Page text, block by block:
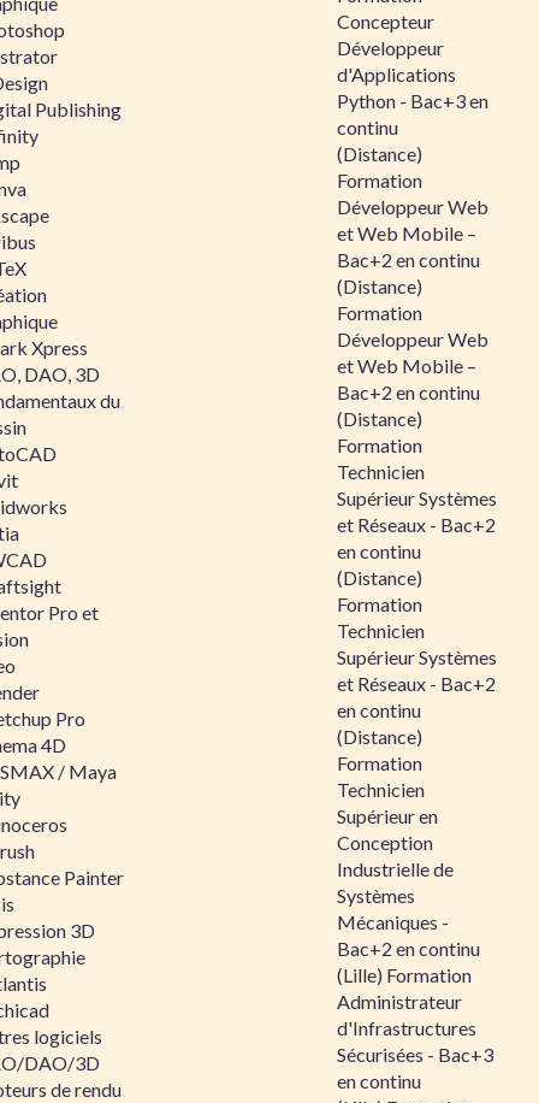
Publishing
Xpress
DAO, 3D
du
Pro et
Pro
4D
/ Maya
Painter
3D
logiciels
DAO/3D
de rendu
Concepteur
Développeur
d'Applications
Python - Bac+3 en
continu
(Distance)
Formation
Développeur Web
et Web Mobile –
Bac+2 en continu
(Distance)
Formation
Développeur Web
et Web Mobile –
Bac+2 en continu
(Distance)
Formation
Technicien
Supérieur Systèmes
et Réseaux - Bac+2
en continu
(Distance)
Formation
Technicien
Supérieur Systèmes
et Réseaux - Bac+2
en continu
(Distance)
Formation
Technicien
Supérieur en
Conception
Industrielle de
Systèmes
Mécaniques -
Bac+2 en continu
(Lille) Formation
Administrateur
d'Infrastructures
Sécurisées - Bac+3
en continu